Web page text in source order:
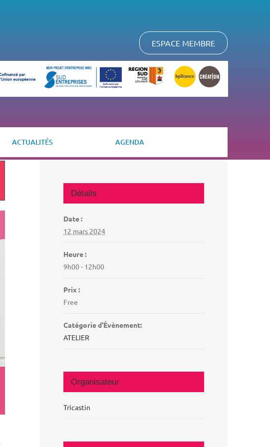
ESPACE MEMBRE
ACTUALITÉS AGENDA
Détails
Date :
12 mars 2024
Heure :
9h00 - 12h00
Prix :
Free
Catégorie d’Évènement:
ATELIER
Organisateur
Tricastin